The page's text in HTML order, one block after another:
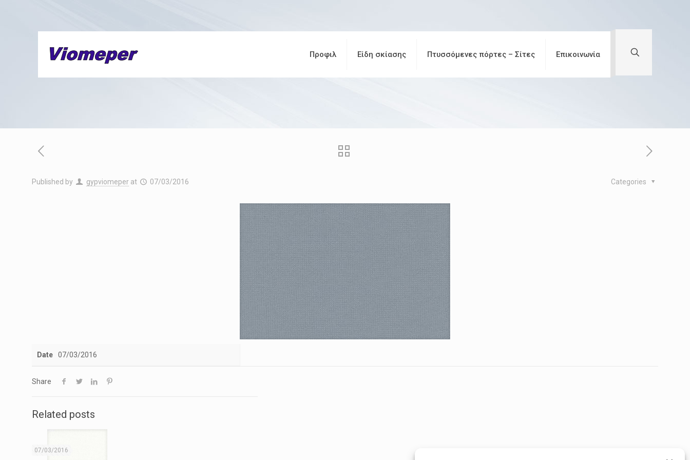
Προφιλ Είδη σκίασης Πτυσσόμενες πόρτες – Σίτες Επικοινωνία
Published by gypviomeper at 07/03/2016 Categories
Date 07/03/2016
Share
Related posts
07/03/2016